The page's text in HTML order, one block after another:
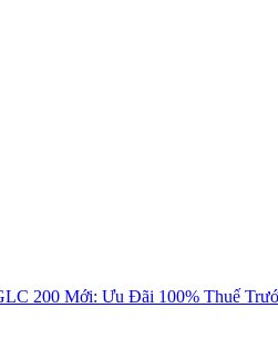
200 Mới: Ưu Đãi 100% Thuế